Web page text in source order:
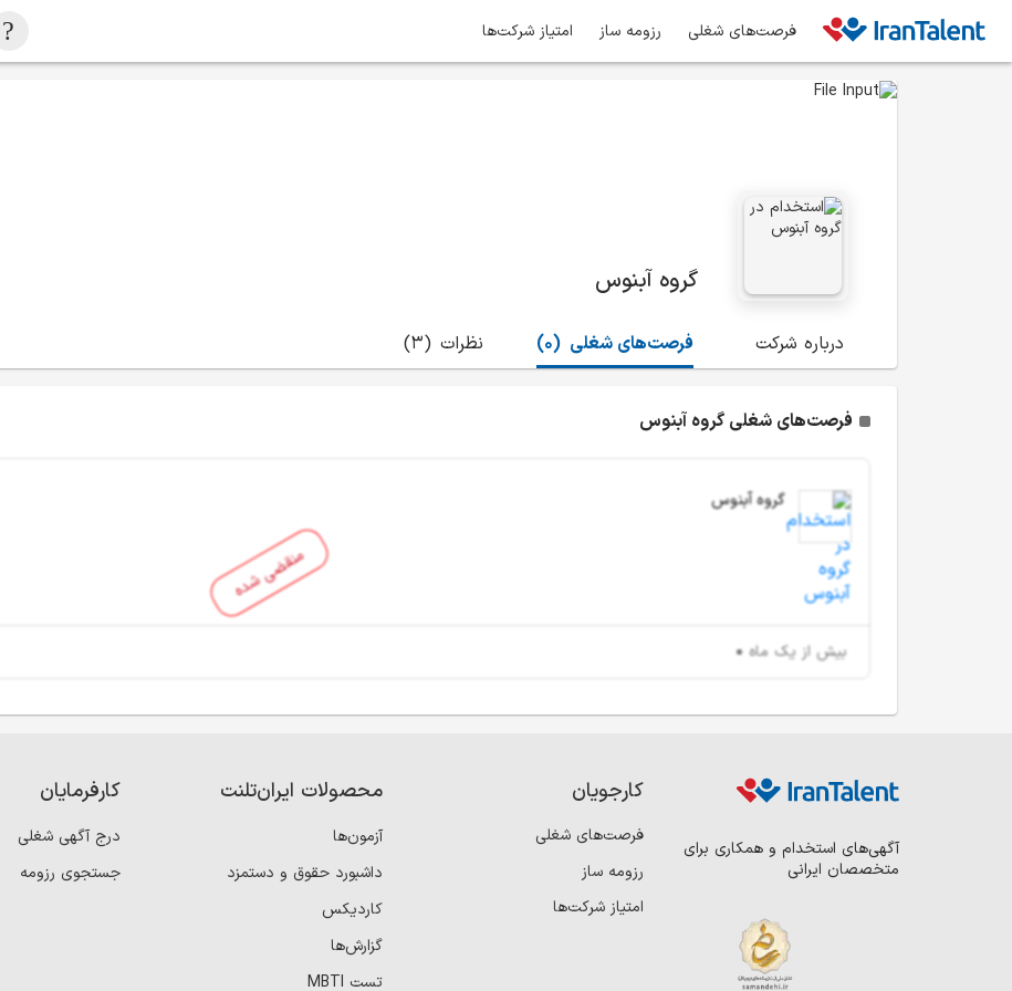
فرصت‌های شغلی رزومه ساز امتیاز شرکت‌ها
گروه آبنوس
درباره شرکت (0) فرصت‌های شغلی (3) نظرات
فرصت‌های شغلی گروه آبنوس
منقضی شده
گروه آبنوس
بیش از یک ماه
آگهی‌های استخدام و همکاری برای
متخصصان ایرانی
کارجویان
فرصت‌های شغلی
رزومه ساز
امتیاز شرکت‌ها
محصولات ایران‌تلنت
آزمون‌ها
داشبورد حقوق و دستمزد
کاردیکس
گزارش‌ها
تست MBTI
کارفرمایان
درج آگهی شغلی
جستجوی رزومه